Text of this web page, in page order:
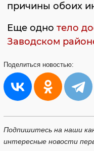
причины обоих
Еще одно тело
Заводском
Поделиться новостью:
Подпишитесь на наши
интересные новости